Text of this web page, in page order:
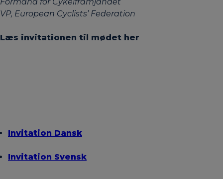
VP, European Cyclists’ Federation
Læs invitationen til mødet her
Invitation Dansk
Invitation Svensk